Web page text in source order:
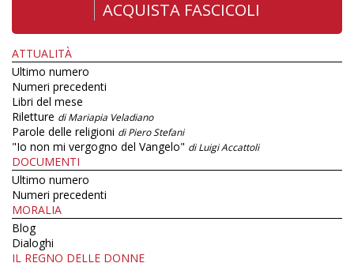
ACQUISTA FASCICOLI
ATTUALITÀ
Ultimo numero
Numeri precedenti
Libri del mese
Riletture di Mariapia Veladiano
Parole delle religioni di Piero Stefani
"Io non mi vergogno del Vangelo" di Luigi Accattoli
DOCUMENTI
Ultimo numero
Numeri precedenti
MORALIA
Blog
Dialoghi
IL REGNO DELLE DONNE